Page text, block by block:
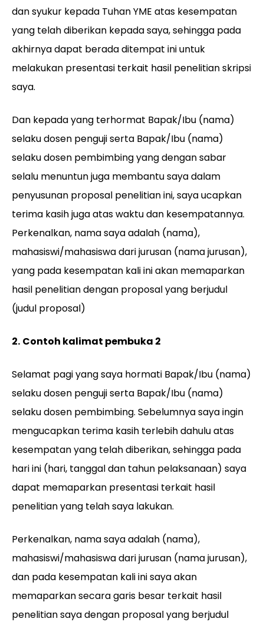
dan syukur kepada Tuhan YME atas kesempatan
yang telah diberikan kepada saya, sehingga pada
akhirnya dapat berada ditempat ini untuk
melakukan presentasi terkait hasil penelitian skripsi
saya.
Dan kepada yang terhormat Bapak/Ibu (nama)
selaku dosen penguji serta Bapak/Ibu (nama)
selaku dosen pembimbing yang dengan sabar
selalu menuntun juga membantu saya dalam
penyusunan proposal penelitian ini, saya ucapkan
terima kasih juga atas waktu dan kesempatannya.
Perkenalkan, nama saya adalah (nama),
mahasiswi/mahasiswa dari jurusan (nama jurusan),
yang pada kesempatan kali ini akan memaparkan
hasil penelitian dengan proposal yang berjudul
(judul proposal)
2. Contoh kalimat pembuka 2
Selamat pagi yang saya hormati Bapak/Ibu (nama)
selaku dosen penguji serta Bapak/Ibu (nama)
selaku dosen pembimbing. Sebelumnya saya ingin
mengucapkan terima kasih terlebih dahulu atas
kesempatan yang telah diberikan, sehingga pada
hari ini (hari, tanggal dan tahun pelaksanaan) saya
dapat memaparkan presentasi terkait hasil
penelitian yang telah saya lakukan.
Perkenalkan, nama saya adalah (nama),
mahasiswi/mahasiswa dari jurusan (nama jurusan),
dan pada kesempatan kali ini saya akan
memaparkan secara garis besar terkait hasil
penelitian saya dengan proposal yang berjudul